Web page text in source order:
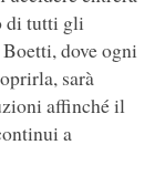
di tutti gli
dove ogni
sarà
affinché il
a